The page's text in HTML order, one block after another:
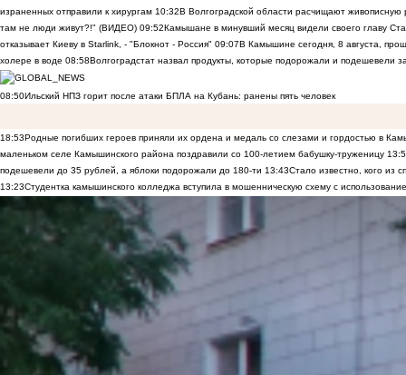
израненных отправили к хирургам 10:32В Волгоградской области расчищают
там не люди живут?!" (ВИДЕО) 09:52Камышане в минувший месяц видели своего главу
отказывает Киеву в Starlink, - "Блокнот - Россия" 09:07В Камышине сегодня, 8 августа,
холере в воде 08:58Волгоградстат назвал продукты, которые подорожали и подешевели
08:50Ильский НПЗ горит после атаки БПЛА на Кубань: ранены пять человек
18:53Родные погибших героев приняли их ордена и медаль со слезами и гордостью в
маленьком селе Камышинского района поздравили со 100-летием бабушку-труженицу
подешевели до 35 рублей, а яблоки подорожали до 180-ти 13:43Стало известно, кого из
13:23Студентка камышинского колледжа вступила в мошенническую схему с